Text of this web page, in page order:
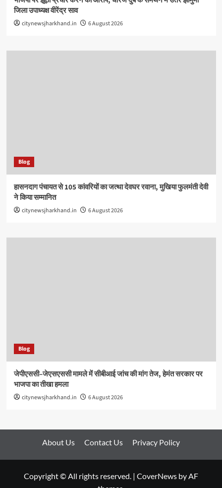
जिला उपाध्यक्ष वीरेंद्र साव
citynewsjharkhand.in 6 August 2026
Blog
हासनदाग पंचायत से 105 कांवरियों का जत्था देवघर रवाना, मुखिया फुलमंती देवी
ने किया सम्मानित
citynewsjharkhand.in 6 August 2026
Blog
जेपीएससी–जेएसएससी मामले में सीबीआई जांच की मांग तेज, हेमंत सरकार पर
भाजपा का तीखा हमला
citynewsjharkhand.in 6 August 2026
About Us Contact Us Privacy Policy
Copyright © All rights reserved. | CoverNews by AF